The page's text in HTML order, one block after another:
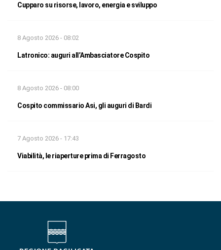
Cupparo su risorse, lavoro, energia e sviluppo
8 Agosto 2026 - 08:02
Latronico: auguri all’Ambasciatore Cospito
8 Agosto 2026 - 08:00
Cospito commissario Asi, gli auguri di Bardi
7 Agosto 2026 - 17:43
Viabilità, le riaperture prima di Ferragosto